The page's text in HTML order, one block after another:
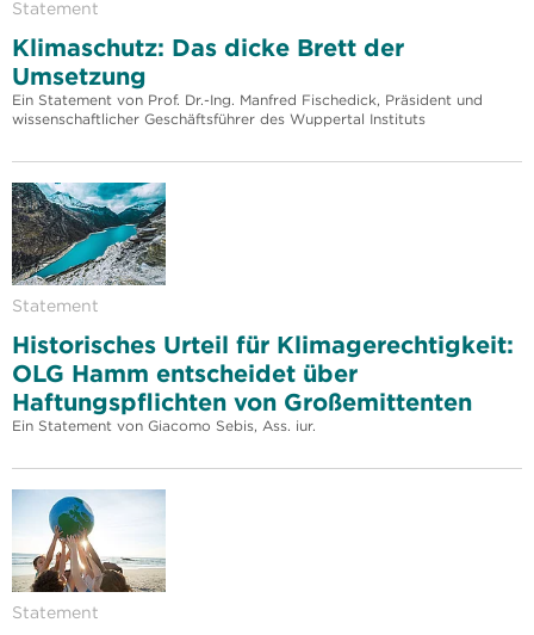
Statement
Klimaschutz: Das dicke Brett der
Umsetzung
Ein Statement von Prof. Dr.-Ing. Manfred Fischedick, Präsident und
wissenschaftlicher Geschäftsführer des Wuppertal Instituts
Statement
Historisches Urteil für Klimagerechtigkeit:
OLG Hamm entscheidet über
Haftungspflichten von Großemittenten
Ein Statement von Giacomo Sebis, Ass. iur.
Statement